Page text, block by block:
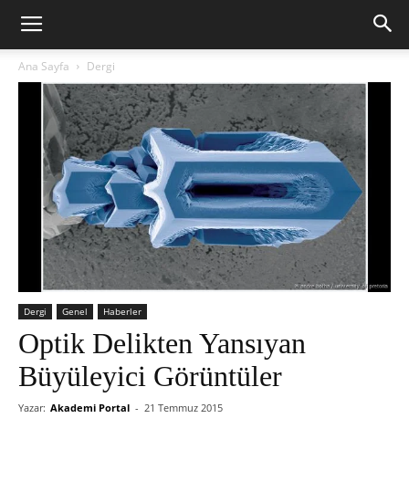
Ana Sayfa Dergi
Dergi Genel Haberler
Optik Delikten Yansıyan
Büyüleyici Görüntüler
Yazar: Akademi Portal - 21 Temmuz 2015